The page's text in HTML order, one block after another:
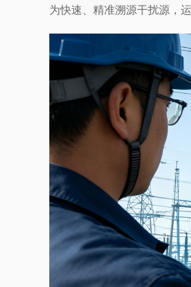
为快速、精准溯源干扰源，